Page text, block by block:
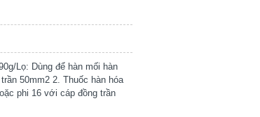
Lọ: Dùng để hàn mối hàn
50mm2 2. Thuốc hàn hóa
phi 16 với cáp đồng trần